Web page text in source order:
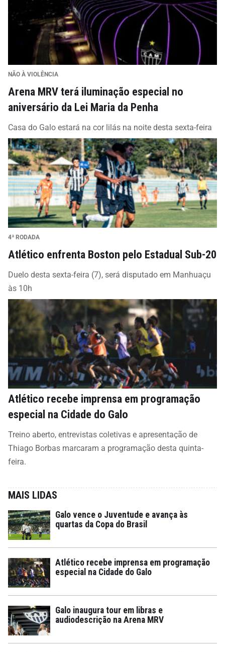
NÃO À VIOLÊNCIA
Arena MRV terá iluminação especial no
aniversário da Lei Maria da Penha
Casa do Galo estará na cor lilás na noite desta sexta-feira
4ª RODADA
Atlético enfrenta Boston pelo Estadual Sub-20
Duelo desta sexta-feira (7), será disputado em Manhuaçu
às 10h
Atlético recebe imprensa em programação
especial na Cidade do Galo
Treino aberto, entrevistas coletivas e apresentação de
Thiago Borbas marcaram a programação desta quinta-
feira.
MAIS LIDAS
Galo vence o Juventude e avança às
quartas da Copa do Brasil
Atlético recebe imprensa em programação
especial na Cidade do Galo
Galo inaugura tour em libras e
audiodescrição na Arena MRV